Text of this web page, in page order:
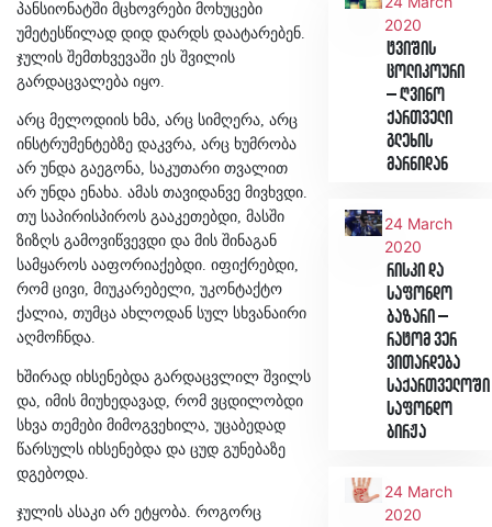
პანსიონატში მცხოვრები მოხუცები
უმეტესწილად დიდ დარდს დაატარებენ.
ჯულის შემთხვევაში ეს შვილის
გარდაცვალება იყო.
არც მელოდიის ხმა, არც სიმღერა, არც
ინსტრუმენტებზე დაკვრა, არც ხუმრობა
არ უნდა გაეგონა, საკუთარი თვალით
არ უნდა ენახა. ამას თავიდანვე მივხვდი.
თუ საპირისპიროს გააკეთებდი, მასში
ზიზღს გამოვიწვევდი და მის შინაგან
სამყაროს ააფორიაქებდი. იფიქრებდი,
რომ ცივი, მიუკარებელი, უკონტაქტო
ქალია, თუმცა ახლოდან სულ სხვანაირი
აღმოჩნდა.
ხშირად იხსენებდა გარდაცვლილ შვილს
და, იმის მიუხედავად, რომ ვცდილობდი
სხვა თემები მიმოგვეხილა, უცაბედად
წარსულს იხსენებდა და ცუდ გუნებაზე
დგებოდა.
ჯულის ასაკი არ ეტყობა. როგორც
2020
ტვიშის
ცოლიკოური
– ღვინო
ქართველი
გლეხის
მარნიდან
24 March
2020
რისკი და
საფონდო
ბაზარი –
რატომ ვერ
ვითარდება
საქართველოში
საფონდო
ბირჟა
24 March
2020